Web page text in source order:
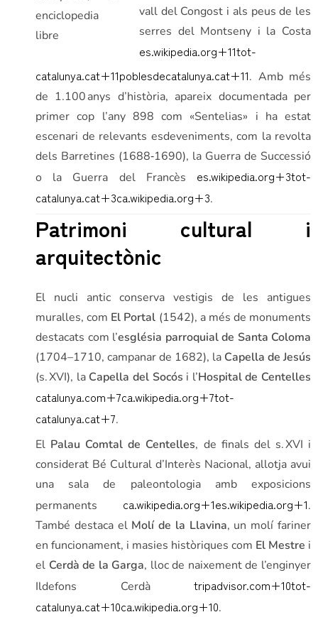
vall del Congost i als peus de les
serres del Montseny i la Costa
es.wikipedia.org+11tot-
catalunya.cat+11poblesdecatalunya.cat+11. Amb més
de 1.100 anys d’història, apareix documentada per
primer cop l’any 898 com «Sentelias» i ha estat
escenari de relevants esdeveniments, com la revolta
dels Barretines (1688‑1690), la Guerra de Successió
o la Guerra del Francès
es.wikipedia.org+3tot-
catalunya.cat+3ca.wikipedia.org+3.
Patrimoni cultural i
arquitectònic
El nucli antic conserva vestigis de les antigues
muralles, com El Portal (1542), a més de monuments
destacats com l’església parroquial de Santa Coloma
(1704–1710, campanar de 1682), la Capella de Jesús
(s. XVI), la Capella del Socós i l’Hospital de Centelles
catalunya.com+7ca.wikipedia.org+7tot-
catalunya.cat+7.
El Palau Comtal de Centelles, de finals del s. XVI i
considerat Bé Cultural d’Interès Nacional, allotja avui
una sala de paleontologia amb exposicions
permanents
ca.wikipedia.org+1es.wikipedia.org+1.
També destaca el Molí de la Llavina, un molí fariner
en funcionament, i masies històriques com El Mestre i
el Cerdà de la Garga, lloc de naixement de l’enginyer
Ildefons Cerdà
tripadvisor.com+10tot-
catalunya.cat+10ca.wikipedia.org+10.